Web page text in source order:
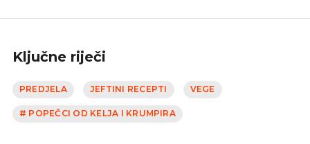
Ključne riječi
PREDJELA JEFTINI RECEPTI VEGE
# POPEČCI OD KELJA I KRUMPIRA